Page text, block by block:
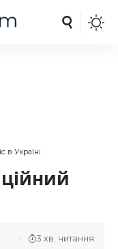
в Україні
3 хв. читання